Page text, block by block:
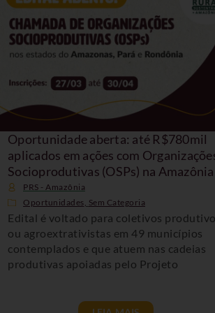
Oportunidade aberta: até R$780mil
aplicados em ações com
Socioprodutivas (OSPs) na Amazônia
PRS - Amazônia
Oportunidades, Sem Categoria
Edital é voltado para coletivos
ou agroextrativistas em 49 municípios
contemplados e que atuem nas cadeias
produtivas apoiadas pelo Projeto